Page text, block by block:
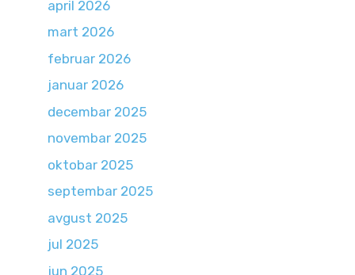
april 2026
mart 2026
februar 2026
januar 2026
decembar 2025
novembar 2025
oktobar 2025
septembar 2025
avgust 2025
jul 2025
jun 2025